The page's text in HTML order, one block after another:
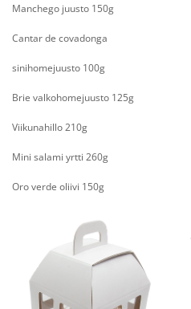
Manchego juusto 150g
Cantar de covadonga
sinihomejuusto 100g
Brie valkohomejuusto 125g
Viikunahillo 210g
Mini salami yrtti 260g
Oro verde oliivi 150g